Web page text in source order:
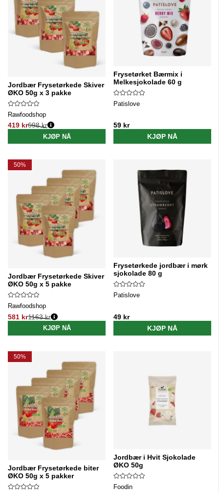
Jordbær Frysetørkede Skiver
ØKO 50g x 3 pakke
Rawfoodshop
419 kr
Vanlig pris:
698 kr
KJØP NÅ
Frysetørket Bærmix i
Melkesjokolade 60 g
Patislove
59 kr
KJØP NÅ
50%
Jordbær Frysetørkede Skiver
ØKO 50g x 5 pakke
Rawfoodshop
581 kr
Vanlig pris:
1163 kr
KJØP NÅ
Frysetørkede jordbær i mørk
sjokolade 80 g
Patislove
49 kr
KJØP NÅ
50%
Jordbær Frysetørkede biter
ØKO 50g x 5 pakker
Jordbær i Hvit Sjokolade
ØKO 50g
Foodin